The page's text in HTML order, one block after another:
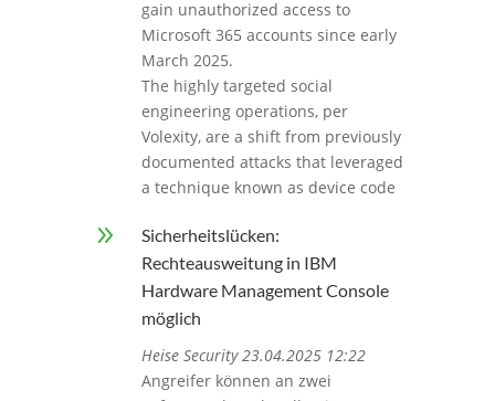
gain unauthorized access to
Microsoft 365 accounts since early
March 2025.
The highly targeted social
engineering operations, per
Volexity, are a shift from previously
documented attacks that leveraged
a technique known as device code
9
Sicherheitslücken:
Rechteausweitung in IBM
Hardware Management Console
möglich
Heise Security 23.04.2025 12:22
Angreifer können an zwei